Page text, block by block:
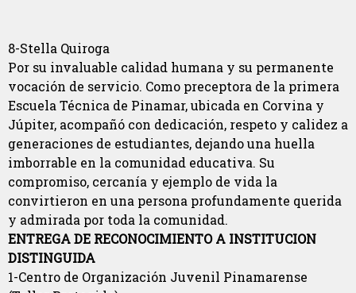
8-Stella Quiroga
Por su invaluable calidad humana y su permanente
vocación de servicio. Como preceptora de la primera
Escuela Técnica de Pinamar, ubicada en Corvina y
Júpiter, acompañó con dedicación, respeto y calidez a
generaciones de estudiantes, dejando una huella
imborrable en la comunidad educativa. Su
compromiso, cercanía y ejemplo de vida la
convirtieron en una persona profundamente querida
y admirada por toda la comunidad.
ENTREGA DE RECONOCIMIENTO A INSTITUCION
DISTINGUIDA
1-Centro de Organización Juvenil Pinamarense